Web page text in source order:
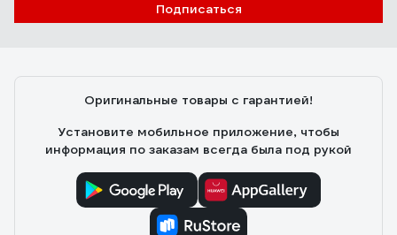
Подписаться
Оригинальные товары с гарантией!
Установите мобильное приложение, чтобы
информация по заказам всегда была под рукой